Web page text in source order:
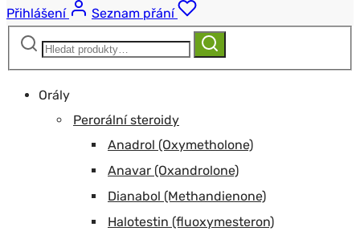
Přihlášení
Seznam přání
Hledat:
Hledat
Orály
Perorální steroidy
Anadrol (Oxymetholone)
Anavar (Oxandrolone)
Dianabol (Methandienone)
Halotestin (fluoxymesteron)